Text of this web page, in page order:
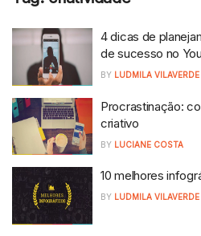
4 dicas de
de sucesso no
BY LUDMILA VILAVERDE
Procrastinação:
criativo
BY LUCIANE COSTA
10 melhores
BY LUDMILA VILAVERDE